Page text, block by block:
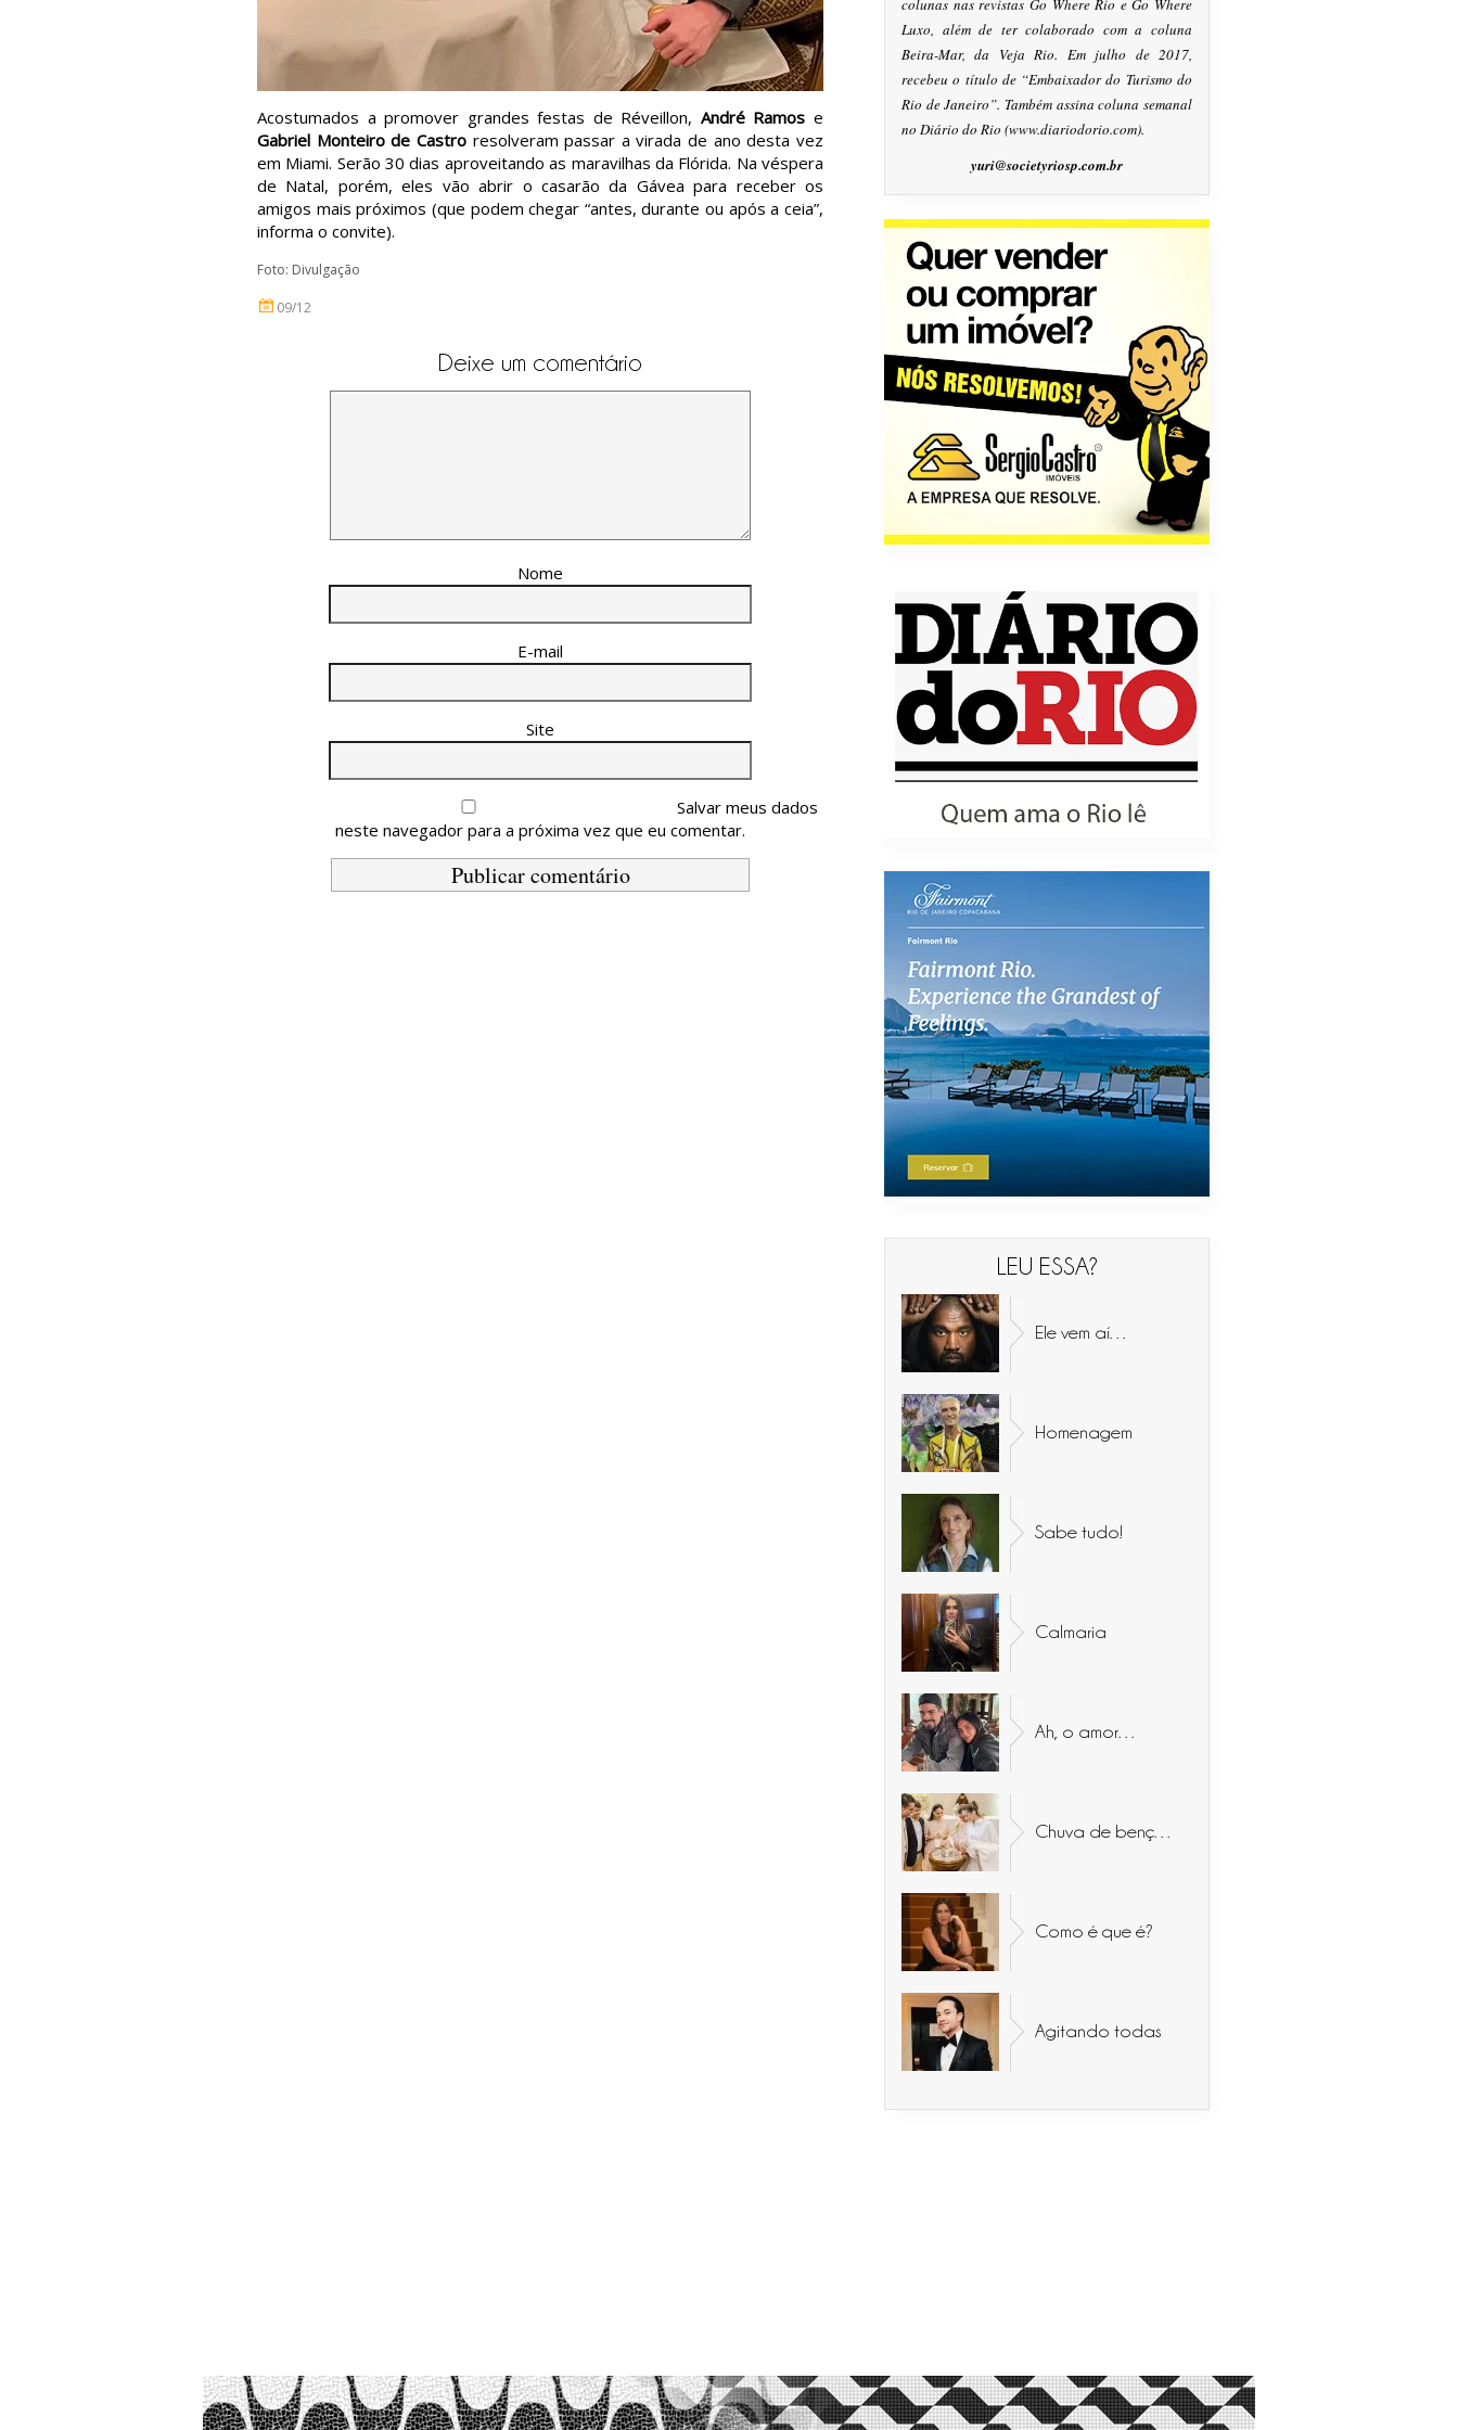
Acostumados a promover grandes festas de Réveillon, André Ramos e
Gabriel Monteiro de Castroresolveram passar a virada de ano desta vez
em Miami. Serão 30 dias aproveitando as maravilhas da Flórida. Na véspera
de Natal, porém, eles vão abrir o casarão da Gávea para receber os
amigos mais próximos (que podem chegar “antes, durante ou após a ceia”,
informa o convite).
Foto: Divulgação
09/12
Deixe um comentário
Nome
E-mail
Site
Salvar meus dados
neste navegador para a próxima vez que eu comentar.
colunas nas revistas Go Where Rio e Go Where
Luxo, além de ter colaborado com a coluna
Beira-Mar, da Veja Rio. Em julho de 2017,
recebeu o título de “Embaixador do Turismo do
Rio de Janeiro”. Também assina coluna semanal
no Diário do Rio (www.diariodorio.com).
yuri@societyriosp.com.br
LEU ESSA?
Ele vem aí…
Homenagem
Sabe tudo!
Calmaria
Ah, o amor…
Como é que é?
Agitando todas